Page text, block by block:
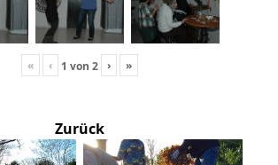
« ‹ 1 von 2 › »
Zurück